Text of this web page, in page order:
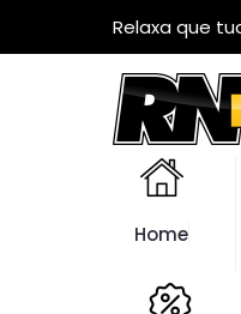
Relaxa que
Home